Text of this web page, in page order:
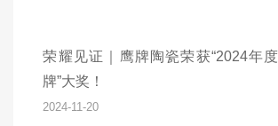
荣耀见证｜鹰牌陶瓷荣获“2024年
牌”大奖！
2024-11-20